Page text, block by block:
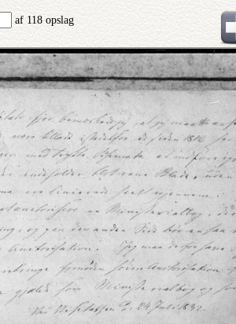
af 118 opslag